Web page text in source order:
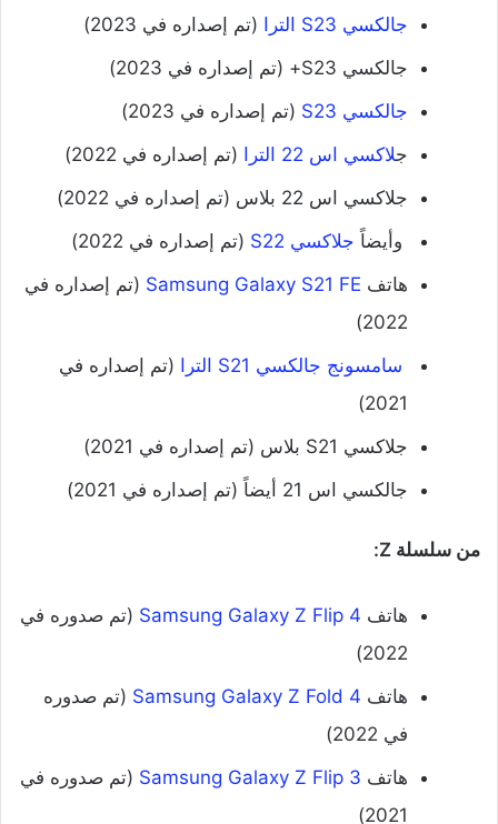
‌جالكسي S23 الترا
(تم إصداره في 2023)
‌جالكسي S23+ (تم إصداره في 2023)
جالكسي S23
(تم إصداره في 2023)
‌جلاكسي اس 22 الترا
(تم إصداره في 2022)
‌جلاكسي اس 22 بلاس (تم إصداره في 2022)
‌ وأيضاً جلاكسي S22
(تم إصداره في 2022)
‌هاتف Samsung Galaxy S21 FE (تم إصداره في
2022)
سامسونج جالكسي S21 الترا
(تم إصداره في
2021)
‌جلاكسي S21 بلاس (تم إصداره في 2021)
‌جالكسي اس 21 أيضاً (تم إصداره في 2021)
من سلسلة Z:
‌هاتف Samsung Galaxy Z Flip 4 (تم صدوره في
2022)
‌هاتف Samsung Galaxy Z Fold 4 (تم صدوره
في 2022)
‌هاتف Samsung Galaxy Z Flip 3 (تم صدوره في
2021)